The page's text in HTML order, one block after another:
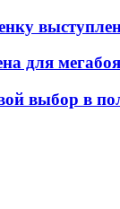
для
выбор в